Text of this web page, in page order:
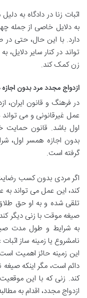
اثبات زنا در دادگاه به
به دلایل خاصی از جمله
دارد. با این حال، حتی
تواند در کنار سایر
زن کمک کند.
ازدواج مجدد مرد بدون
در فرهنگ و قانون
عمل غیرقانونی و می
بدون اجازه همسر اول،
گرفته است.
اگر مردی بدون کسب رضایت
کند، این عمل می تواند به
تلقی شده و به او حق
صیغه موقت با زنی دیگر
به شرایط و طول مدت
نامشروع یا زمینه ساز
این زمینه حائز اهمیت
دائم است، مگر اینکه صیغه
کند. زنی که با این
ازدواج مجدد، اقدام به